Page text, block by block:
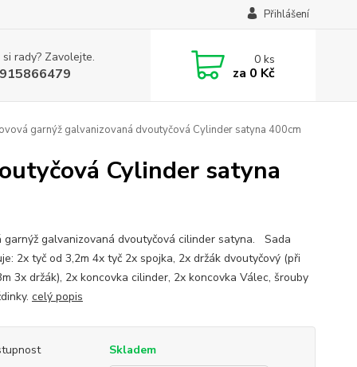
Přihlášení
rady? Zavolejte. 0ks
za 0 Kč
garnýž galvanizovaná dvoutyčová Cylinder satyna 400cm
Cylinder satyna
garnýž galvanizovaná dvoutyčová cilinder satyna. Sada
2x tyč od 3,2m 4x tyč 2x spojka, 2x držák dvoutyčový (při
3x držák), 2x koncovka cilinder, 2x koncovka Válec, šrouby
celý popis
Skladem